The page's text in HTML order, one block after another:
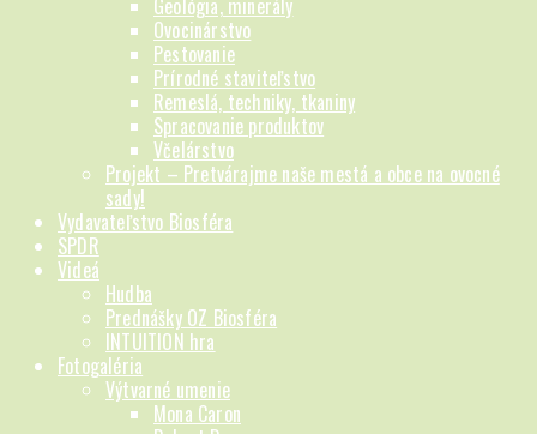
Geológia, minerály
Ovocinárstvo
Pestovanie
Prírodné staviteľstvo
Remeslá, techniky, tkaniny
Spracovanie produktov
Včelárstvo
Projekt – Pretvárajme naše mestá a obce na ovocné
sady!
Vydavateľstvo Biosféra
SPDR
Videá
Hudba
Prednášky OZ Biosféra
INTUITION hra
Fotogaléria
Výtvarné umenie
Mona Caron